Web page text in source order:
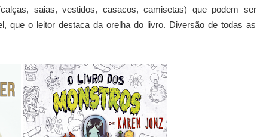
saias, vestidos, casacos, camisetas) que podem ser
que o leitor destaca da orelha do livro. Diversão de todas as